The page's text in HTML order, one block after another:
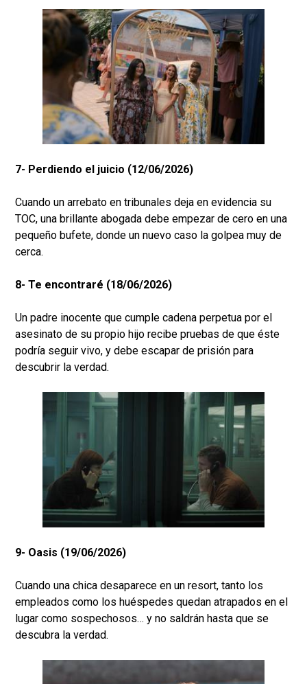
7- Perdiendo el juicio (12/06/2026)
Cuando un arrebato en tribunales deja en evidencia su
TOC, una brillante abogada debe empezar de cero en una
pequeño bufete, donde un nuevo caso la golpea muy de
cerca.
8- Te encontraré (18/06/2026)
Un padre inocente que cumple cadena perpetua por el
asesinato de su propio hijo recibe pruebas de que éste
podría seguir vivo, y debe escapar de prisión para
descubrir la verdad.
9- Oasis (19/06/2026)
Cuando una chica desaparece en un resort, tanto los
empleados como los huéspedes quedan atrapados en el
lugar como sospechosos… y no saldrán hasta que se
descubra la verdad.